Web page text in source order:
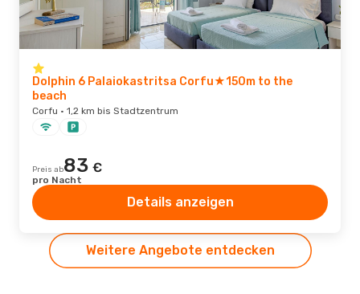
Dolphin 6 Palaiokastritsa Corfu★150m to the
beach
Corfu · 1,2 km bis Stadtzentrum
Preis ab83 €
pro Nacht
Details anzeigen
Weitere Angebote entdecken